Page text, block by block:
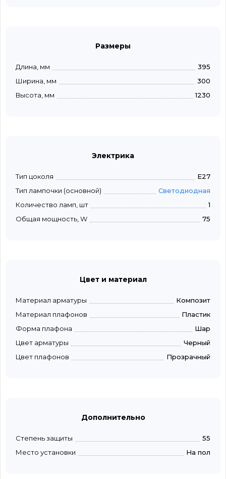
Размеры
Длина, мм
395
Ширина, мм
300
Высота, мм
1230
Электрика
Тип цоколя
E27
Тип лампочки (основной)
Светодиодная
Количество ламп, шт
1
Общая мощность, W
75
Цвет и материал
Материал арматуры
Композит
Материал плафонов
Пластик
Форма плафона
Шар
Цвет арматуры
Черный
Цвет плафонов
Прозрачный
Дополнительно
Степень защиты
55
Место установки
На пол